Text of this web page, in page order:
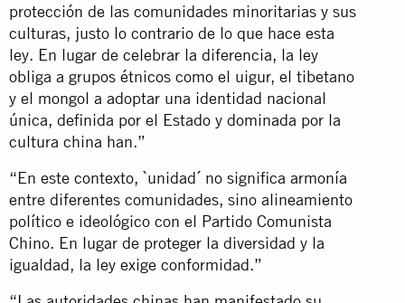
protección de las comunidades minoritarias y sus
culturas, justo lo contrario de lo que hace esta
ley. En lugar de celebrar la diferencia, la ley
obliga a grupos étnicos como el uigur, el tibetano
y el mongol a adoptar una identidad nacional
única, definida por el Estado y dominada por la
cultura china han.”
“En este contexto, `unidad´ no significa armonía
entre diferentes comunidades, sino alineamiento
político e ideológico con el Partido Comunista
Chino. En lugar de proteger la diversidad y la
igualdad, la ley exige conformidad.”